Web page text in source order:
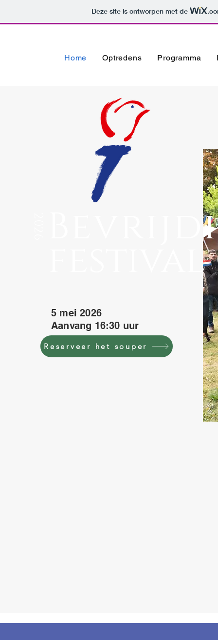
Deze site is ontworpen met de
Home Optredens Programma
festival
5 mei 2026
Aanvang 16:30 uur
Reserveer het souper